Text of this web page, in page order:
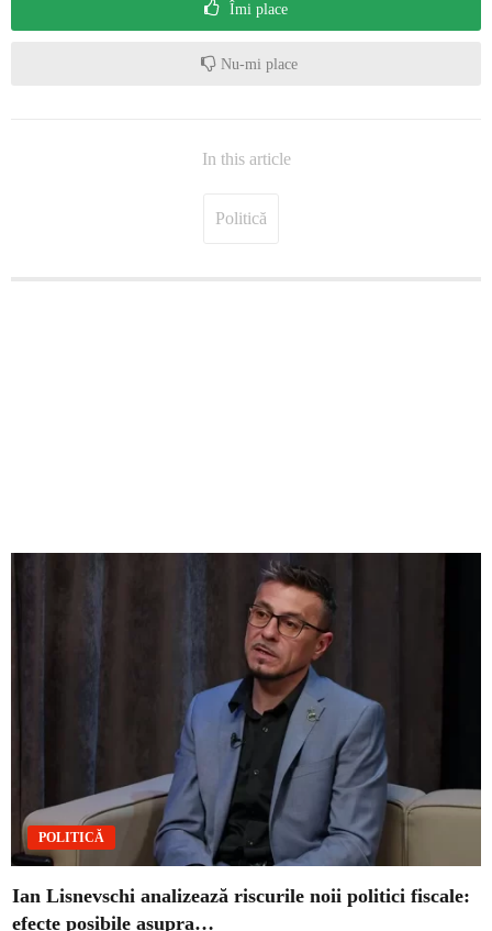
Îmi place
Nu-mi place
In this article
Politică
POLITICĂ
Ian Lisnevschi analizează riscurile noii politici fiscale:
efecte posibile asupra…